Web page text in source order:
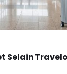
Selain